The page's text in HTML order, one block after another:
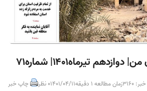
تیرماه۱۴۰۱| شماره۷۱
3160 زمان مطالعه 1 دقیقه 1401/04/110 نظر چاپ خبر